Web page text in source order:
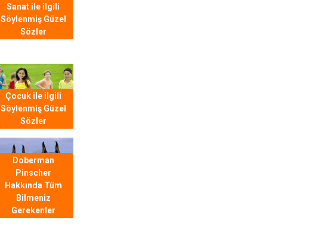
Sanat ile ilgili
Söylenmiş Güzel
Sözler
Çocuk ile ilgili
Söylenmiş Güzel
Sözler
Doberman
Pinscher
Hakkında Tüm
Bilmeniz
Gerekenler